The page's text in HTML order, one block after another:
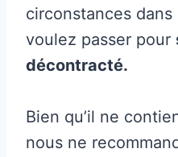
circonstances
voulez passer pour
décontracté.
Bien qu’il ne
nous ne